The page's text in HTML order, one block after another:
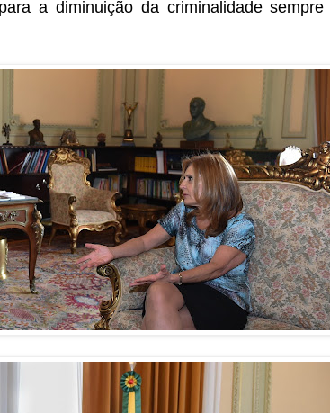
a diminuição da criminalidade